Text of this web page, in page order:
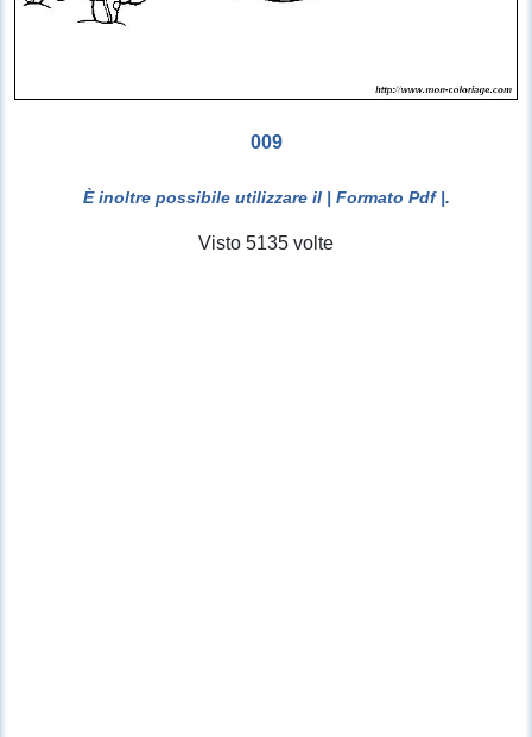
009
È inoltre possibile utilizzare il | Formato Pdf |.
Visto 5135 volte